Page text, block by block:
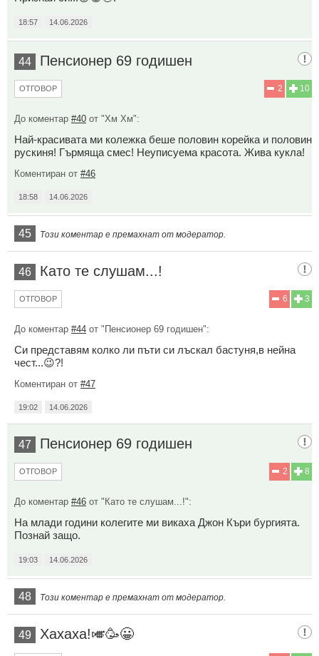
18:57 14.06.2026
44 Пенсионер 69 годишен
10
2
ОТГОВОР
До коментар #40 от "Хм Хм":
Най-красивата ми колежка беше половин корейка и половин
рускиня! Гърмяща смес! Неуписуема красота. Жива кукла!
Коментиран от #46
18:58 14.06.2026
45 Този коментар е премахнат от модератор.
46 Като те слушам...!
3
6
ОТГОВОР
До коментар #44 от "Пенсионер 69 годишен":
Си представям колко ли пъти си лъскал бастуня,в нейна
чест...😉?!
Коментиран от #47
19:02 14.06.2026
47 Пенсионер 69 годишен
8
2
ОТГОВОР
До коментар #46 от "Като те слушам...!":
На млади години колегите ми викаха Джон Къри бургията.
Познай защо.
19:03 14.06.2026
48 Този коментар е премахнат от модератор.
49 Хахаха!🎺🥳😀